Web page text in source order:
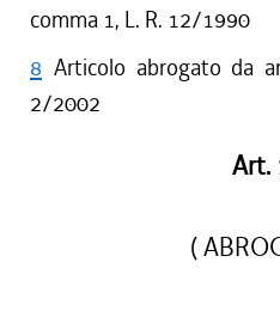
comma 1, L. R. 12/1990
8 Articolo abrogato da
2/2002
Art.
(